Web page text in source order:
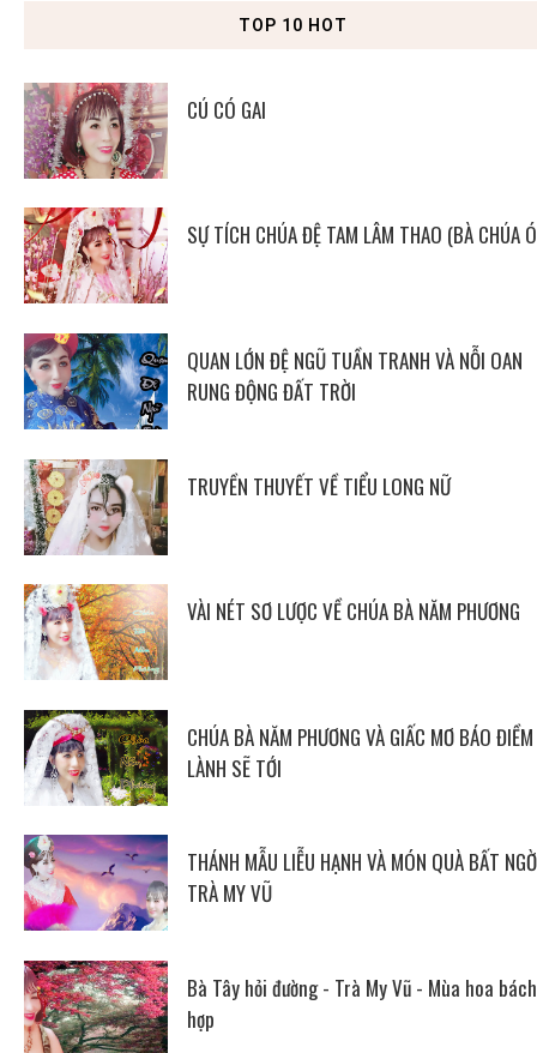
TOP 10 HOT
CÚ CÓ GAI
SỰ TÍCH CHÚA ĐỆ TAM LÂM THAO (BÀ CHÚA
QUAN LỚN ĐỆ NGŨ TUẦN TRANH VÀ NỖI OAN
RUNG ĐỘNG ĐẤT TRỜI
TRUYỀN THUYẾT VỀ TIỂU LONG NỮ
VÀI NÉT SƠ LƯỢC VỀ CHÚA BÀ NĂM PHƯƠNG
CHÚA BÀ NĂM PHƯƠNG VÀ GIẤC MƠ BÁO ĐIỀM
LÀNH SẼ TỚI
THÁNH MẪU LIỄU HẠNH VÀ MÓN QUÀ BẤT
TRÀ MY VŨ
Bà Tây hỏi đường - Trà My Vũ - Mùa hoa bách
hợp